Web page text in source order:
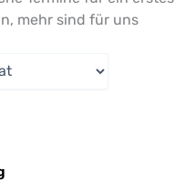
mehr sind für uns